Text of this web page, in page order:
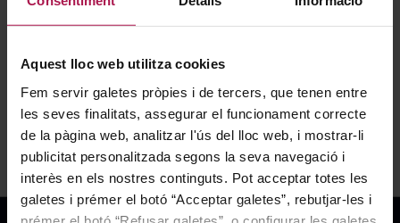
Aquest lloc web utilitza cookies
Fem servir galetes pròpies i de tercers, que tenen entre
les seves finalitats, assegurar el funcionament correcte
de la pàgina web, analitzar l'ús del lloc web, i mostrar-li
publicitat personalitzada segons la seva navegació i
interès en els nostres continguts. Pot acceptar totes les
galetes i prémer el botó “Acceptar galetes”, rebutjar-les i
Special Price
26,32 €
Regular Price
37,60 €
AFEGIR